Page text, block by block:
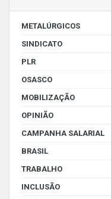
METALÚRGICOS
SINDICATO
PLR
OSASCO
MOBILIZAÇÃO
OPINIÃO
CAMPANHA SALARIAL
BRASIL
TRABALHO
INCLUSÃO